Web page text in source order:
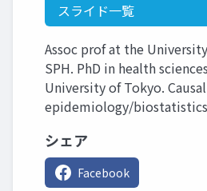
スライド一覧
Assoc prof at the
SPH. PhD in health
University of Tokyo.
epidemiology/
シェア
Facebook